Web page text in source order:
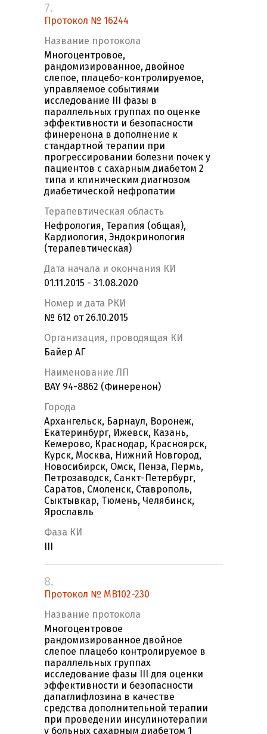
7.
Протокол № 16244
Название протокола
Многоцентровое,
рандомизированное, двойное
слепое, плацебо-контролируемое,
управляемое событиями
исследование III фазы в
параллельных группах по оценке
эффективности и безопасности
финеренона в дополнение к
стандартной терапии при
прогрессировании болезни почек у
пациентов с сахарным диабетом 2
типа и клиническим диагнозом
диабетической нефропатии
Терапевтическая область
Нефрология, Терапия (общая),
Кардиология, Эндокринология
(терапевтическая)
Дата начала и окончания КИ
01.11.2015 - 31.08.2020
Номер и дата РКИ
№ 612 от 26.10.2015
Организация, проводящая КИ
Байер АГ
Наименование ЛП
BAY 94-8862 (Финеренон)
Города
Архангельск, Барнаул, Воронеж,
Екатеринбург, Ижевск, Казань,
Кемерово, Краснодар, Красноярск,
Курск, Москва, Нижний Новгород,
Новосибирск, Омск, Пенза, Пермь,
Петрозаводск, Санкт-Петербург,
Саратов, Смоленск, Ставрополь,
Сыктывкар, Тюмень, Челябинск,
Ярославль
Фаза КИ
8.
Протокол № MB102-230
Название протокола
Многоцентровое
рандомизированное двойное
слепое плацебо контролируемое в
параллельных группах
исследование фазы III для оценки
эффективности и безопасности
дапаглифлозина в качестве
средства дополнительной терапии
при проведении инсулинотерапии
у больных сахарным диабетом 1